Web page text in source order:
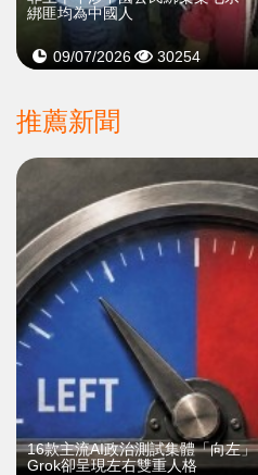
綁匪均為中國人
09/07/2026 30254
推薦新聞
16款主流AI政治測試集體「向左」
Grok卻呈現左右雙重人格